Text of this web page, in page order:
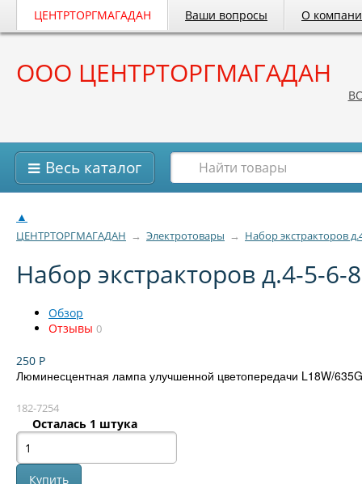
ЦЕНТРТОРГМАГАДАН Ваши вопросы О
ООО ЦЕНТРТОРГМАГАДАН
Весь каталог
▲
ЦЕНТРТОРГМАГАДАН → Электротовары → Набор экстракторов
Набор экстракторов д.4-5-
Обзор
Отзывы 0
250 Р
Люминесцентная лампа улучшенной цветопередачи L18W/
182-7254
Осталась 1 штука